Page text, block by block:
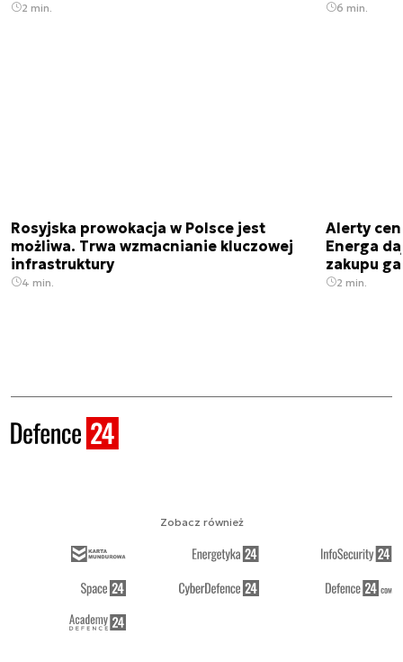
2 min. 6 min.
Rosyjska prowokacja w Polsce jest
możliwa. Trwa wzmacnianie kluczowej
infrastruktury
4 min.
Alerty
Energa
zakupu
2 min.
Zobacz również